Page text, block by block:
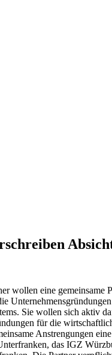
wollen eine
Sie wollen sich aktiv
für die
Anstrengungen
das IGZ